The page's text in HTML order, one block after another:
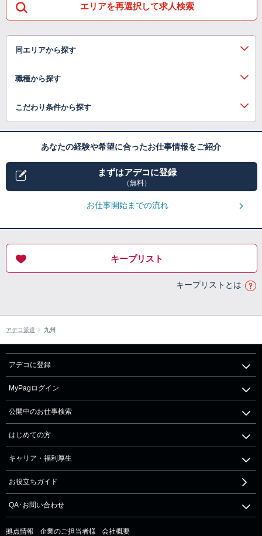
エリアを再選択して求人検索
同エリアから探す
職種から探す
こだわり条件から探す
あなたの経験や希望に合ったお仕事情報をご紹介
まずはアデコに登録
（無料）
お仕事開始までの流れ
キープリスト
キープリストとは
アデコ派遣 九州
アデコに登録
MyPagログイン
公開中のお仕事検索
はじめての方
キャリア・福利厚生
お役立ちガイド
QA･お問い合わせ
拠点情報 企業のご担当者様 会社概要